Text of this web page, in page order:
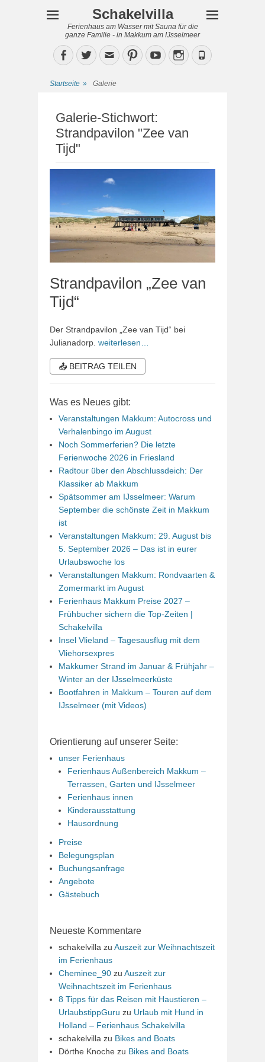
Schakelvilla
Ferienhaus am Wasser mit Sauna für die
ganze Familie - in Makkum am IJsselmeer
Facebook
TwitterEmailPinterestYouTubeInstagram
Phone
Startseite » Galerie
Galerie-Stichwort:
Strandpavilon "Zee van
Tijd"
Strandpavilon „Zee van
Tijd“
Der Strandpavilon „Zee van Tijd“ bei
Julianadorp. weiterlesen…
📤 BEITRAG TEILEN
Was es Neues gibt:
Veranstaltungen Makkum: Autocross und
Verhalenbingo im August
Noch Sommerferien? Die letzte
Ferienwoche 2026 in Friesland
Radtour über den Abschlussdeich: Der
Klassiker ab Makkum
Spätsommer am IJsselmeer: Warum
September die schönste Zeit in Makkum
ist
Veranstaltungen Makkum: 29. August bis
5. September 2026 – Das ist in eurer
Urlaubswoche los
Veranstaltungen Makkum: Rondvaarten &
Zomermarkt im August
Ferienhaus Makkum Preise 2027 –
Frühbucher sichern die Top-Zeiten |
Schakelvilla
Insel Vlieland – Tagesausflug mit dem
Vliehorsexpres
Makkumer Strand im Januar & Frühjahr –
Winter an der IJsselmeerküste
Bootfahren in Makkum – Touren auf dem
IJsselmeer (mit Videos)
Orientierung auf unserer Seite:
unser Ferienhaus
Ferienhaus Außenbereich Makkum –
Terrassen, Garten und IJsselmeer
Ferienhaus innen
Kinderausstattung
Hausordnung
Preise
Belegungsplan
Buchungsanfrage
Angebote
Gästebuch
Neueste Kommentare
schakelvilla zu Auszeit zur Weihnachtszeit
im Ferienhaus
Cheminee_90 zu Auszeit zur
Weihnachtszeit im Ferienhaus
8 Tipps für das Reisen mit Haustieren –
UrlaubstippGuru zu Urlaub mit Hund in
Holland – Ferienhaus Schakelvilla
schakelvilla zu Bikes and Boats
Dörthe Knoche zu Bikes and Boats